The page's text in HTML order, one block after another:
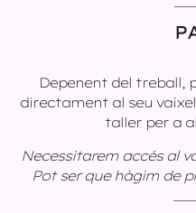
Depenent del treball,
directament al seu
taller per a
Necessitarem accés al
Pot ser que hàgim de